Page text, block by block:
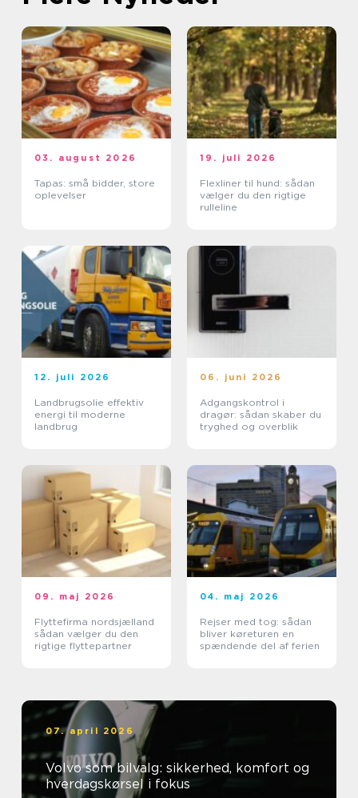
03. august 2026
Tapas: små bidder, store
oplevelser
19. juli 2026
Flexliner til hund: sådan
vælger du den rigtige
rulleline
12. juli 2026
Landbrugsolie effektiv
energi til moderne
landbrug
06. juni 2026
Adgangskontrol i
dragør: sådan skaber du
tryghed og overblik
09. maj 2026
Flyttefirma nordsjælland
sådan vælger du den
rigtige flyttepartner
04. maj 2026
Rejser med tog: sådan
bliver køreturen en
spændende del af ferien
07. april 2026
Volvo som bilvalg: sikkerhed, komfort og
hverdagskørsel i fokus